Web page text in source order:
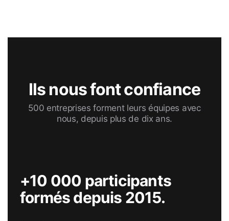
Ils nous font confiance
500 entreprises forment leurs équipes avec
nous, depuis plus de dix ans.
+10 000 participants
formés depuis 2015.